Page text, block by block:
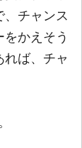
チャンス
かえそう
れば、チャ